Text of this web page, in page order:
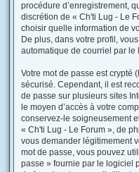
procédure d’enregistrement,
discrétion de « Ch'ti Lug - Le
choisir quelle information de
De plus, dans votre profil,
automatique de courriel par le
Votre mot de passe est crypté
sécurisé. Cependant, il est
de passe sur plusieurs sites
le moyen d’accès à votre
conservez-le soigneusement
« Ch'ti Lug - Le Forum », de
vous demander légitimement
mot de passe, vous pouvez
passe » fournie par le logiciel